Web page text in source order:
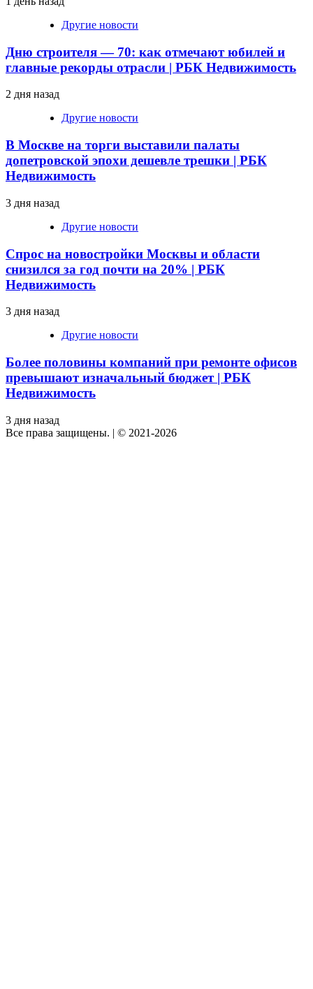
Другие новости
Дню строителя — 70: как отмечают юбилей и
главные рекорды отрасли | РБК Недвижимость
2 дня назад
Другие новости
В Москве на торги выставили палаты
допетровской эпохи дешевле трешки | РБК
Недвижимость
3 дня назад
Другие новости
Спрос на новостройки Москвы и области
снизился за год почти на 20% | РБК
Недвижимость
3 дня назад
Другие новости
Более половины компаний при ремонте офисов
превышают изначальный бюджет | РБК
Недвижимость
3 дня назад
Все права защищены. | © 2021-2026